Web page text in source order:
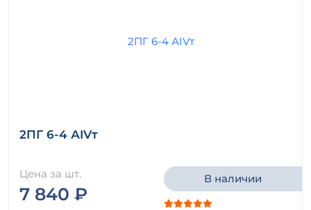
2ПГ 6-4 АIVт
Цена за шт.
7 840 ₽
В наличии